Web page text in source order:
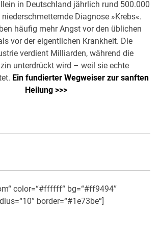
in Deutschland jährlich rund 500.000
Diagnose »Krebs«.
häufig mehr Angst vor den üblichen
vor der eigentlichen Krankheit. Die
verdient Milliarden, während die
unterdrückt wird – weil sie echte
Ein fundierter Wegweiser zur sanften
Heilung >>>
color=“#ffffff“ bg=“#ff9494″
border=“#1e73be“]